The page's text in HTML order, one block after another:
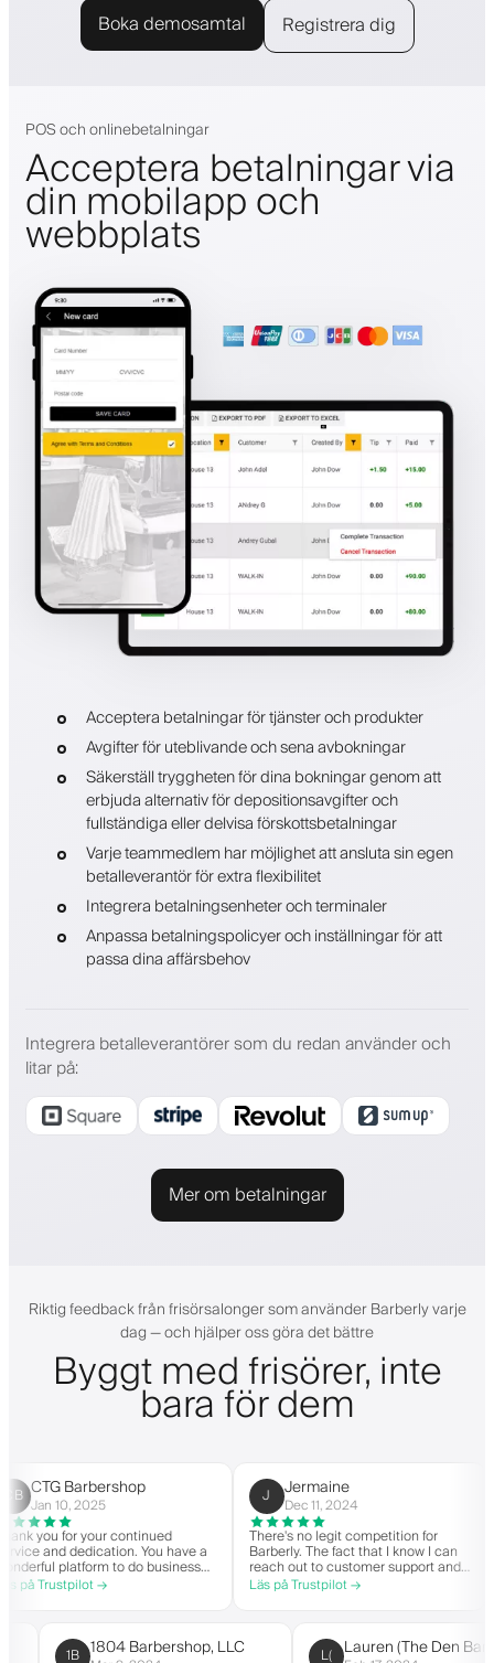
Boka demosamtal Registrera dig
POS och onlinebetalningar
Acceptera betalningar via
din mobilapp och
webbplats
Acceptera betalningar för tjänster och produkter
Avgifter för uteblivande och sena avbokningar
Säkerställ tryggheten för dina bokningar genom att
erbjuda alternativ för depositionsavgifter och
fullständiga eller delvisa förskottsbetalningar
Varje teammedlem har möjlighet att ansluta sin egen
betalleverantör för extra flexibilitet
Integrera betalningsenheter och terminaler
Anpassa betalningspolicyer och inställningar för att
passa dina affärsbehov
Integrera betalleverantörer som du redan använder och
litar på:
Mer om betalningar
Riktig feedback från frisörsalonger som använder Barberly varje
dag — och hjälper oss göra det bättre
Byggt med frisörer, inte
bara för dem
CTG Barbershop
Jan 10, 2025
you for your continued
and dedication. You have a
platform to do business
spirit. Thank you from
Trustpilot →
Jermaine
Dec 11, 2024
There's no legit competition for
Barberly. The fact that I know I can
reach out to customer support and
actually get help is a major reason I
stay. Barberly provides a ton of
Läs på Trustpilot →
1B 1804 Barbershop, LLC L( Lauren (The Den